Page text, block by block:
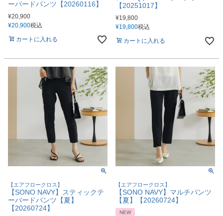
ーパードパンツ【20260116】
¥20,900
¥20,900税込
カートに入れる
【20251017】
¥19,800
¥19,800税込
カートに入れる
【エアフロークロス】
【SONO NAVY】スティックテ
ーパードパンツ【夏】
【20260724】
【エアフロークロス】
【SONO NAVY】マルチパンツ
【夏】【20260724】
NEW